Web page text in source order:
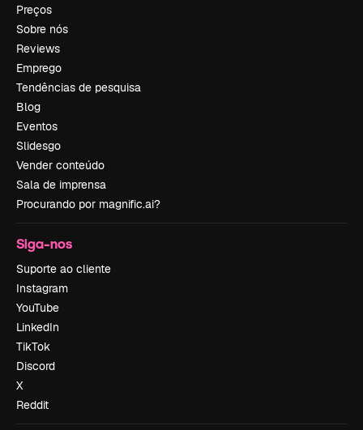
Preços
Sobre nós
Reviews
Emprego
Tendências de pesquisa
Blog
Eventos
Slidesgo
Vender conteúdo
Sala de imprensa
Procurando por magnific.ai?
Siga-nos
Suporte ao cliente
Instagram
YouTube
LinkedIn
TikTok
Discord
X
Reddit